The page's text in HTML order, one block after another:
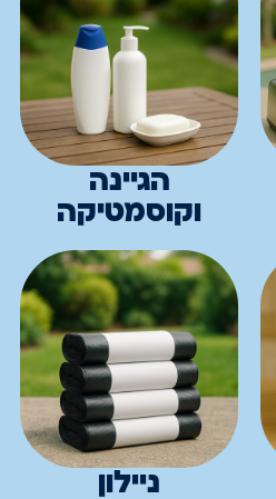
הגיינה
וקוסמטיקה
ניילון